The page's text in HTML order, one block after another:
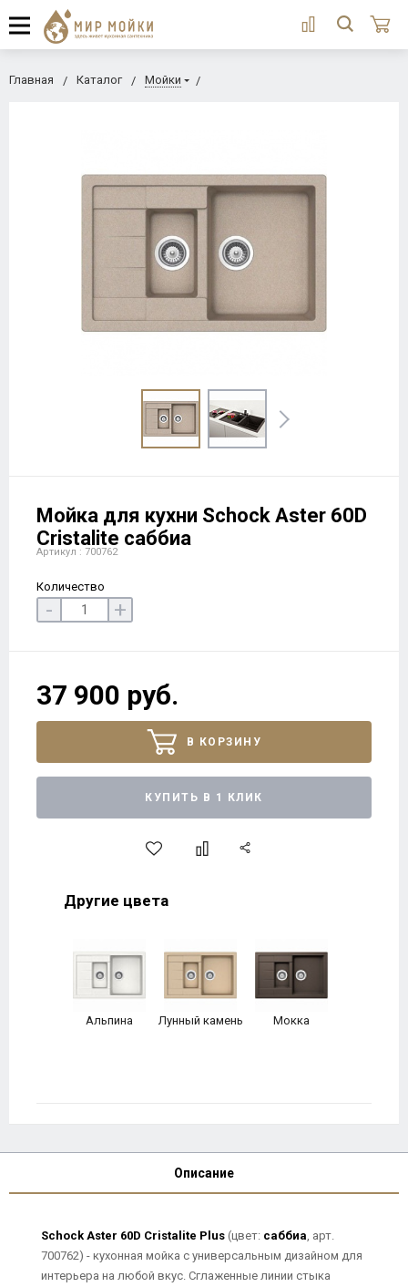
Главная Каталог Мойки
Мойка для кухни Schock Aster 60D
Cristalite саббиа
Артикул : 700762
Количество
- +
37 900 руб.
В КОРЗИНУ
КУПИТЬ В 1 КЛИК
Другие цвета
Альпина Лунный камень Мокка
Описание
Schock Aster 60D Cristalite Plus (цвет: саббиа, арт.
700762) - кухонная мойка с универсальным дизайном для
интерьера на любой вкус. Сглаженные линии стыка